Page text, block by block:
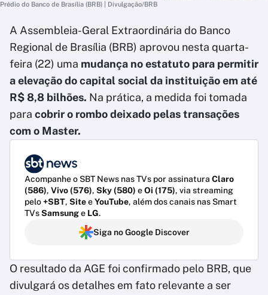
Prédio do Banco de Brasília (BRB) | Divulgação/BRB
A Assembleia-Geral Extraordinária do Banco
Regional de Brasília (BRB) aprovou nesta quarta-
feira (22) uma mudança no estatuto para permitir
a elevação do capital social da instituição em até
R$ 8,8 bilhões. Na prática, a medida foi tomada
para cobrir o rombo deixado pelas transações
com o Master.
Acompanhe o SBT News nas TVs por assinatura Claro
(586), Vivo (576), Sky (580) eOi (175), via streaming
pelo+SBT, SiteeYouTube, além dos canais nas Smart
TVsSamsunge LG.
Siga no Google Discover
O resultado da AGE foi confirmado pelo BRB, que
divulgará os detalhes em fato relevante a ser